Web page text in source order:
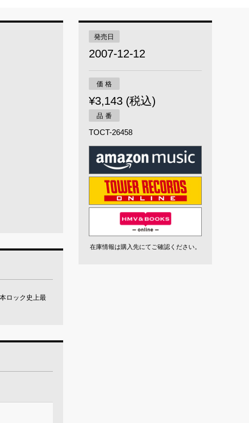
ロック史上最
発売日
2007-12-12
価 格
¥3,143 (税込)
品 番
TOCT-26458
在庫情報は購入先にてご確認ください。